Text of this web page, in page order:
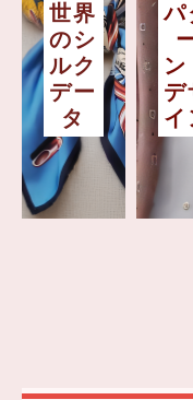
世界
のシ
ルク
デー
タ
パ
ン
デ
イ